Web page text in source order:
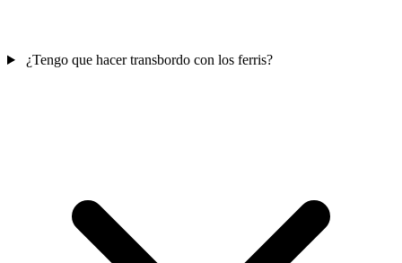
¿Tengo que hacer transbordo con los ferris?